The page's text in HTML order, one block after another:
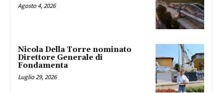
Agosto 4, 2026
Nicola Della Torre nominato
Direttore Generale di
Fondamenta
Luglio 29, 2026